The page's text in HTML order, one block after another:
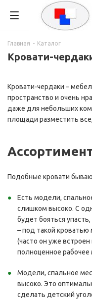
Главная - Каталог
Кровати-
Кровати-чердаки –
пространство и очень
даже для небольших
площади разместить
Подобные кровати
Есть модели,
слишком высоко. С
будет бояться
– под такой
(часто он уже
полноценное рабочее
Модели, спальное
высоко. Это
сделать детский